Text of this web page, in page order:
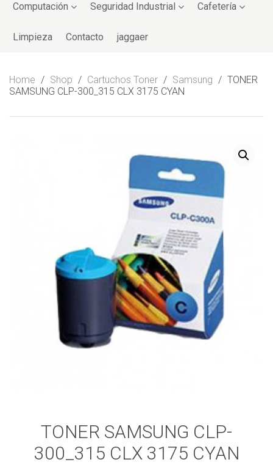
Computación Seguridad Industrial Cafetería
Limpieza Contacto jaggaer
Home / Shop / Cartuchos Toner / Samsung / TONER
SAMSUNG CLP-300_315 CLX 3175 CYAN
TONER SAMSUNG CLP-
300_315 CLX 3175 CYAN